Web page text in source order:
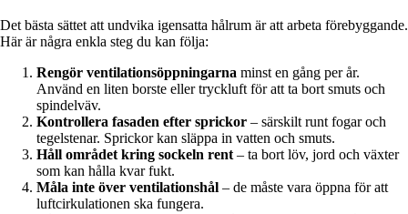
Det bästa sättet att undvika igensatta hålrum är att arbeta förebyggande.
Här är några enkla steg du kan följa:
Rengör ventilationsöppningarna minst en gång per år.
Använd en liten borste eller tryckluft för att ta bort smuts och
spindelväv.
Kontrollera fasaden efter sprickor – särskilt runt fogar och
tegelstenar. Sprickor kan släppa in vatten och smuts.
Håll området kring sockeln rent – ta bort löv, jord och växter
som kan hålla kvar fukt.
Måla inte över ventilationshål – de måste vara öppna för att
luftcirkulationen ska fungera.